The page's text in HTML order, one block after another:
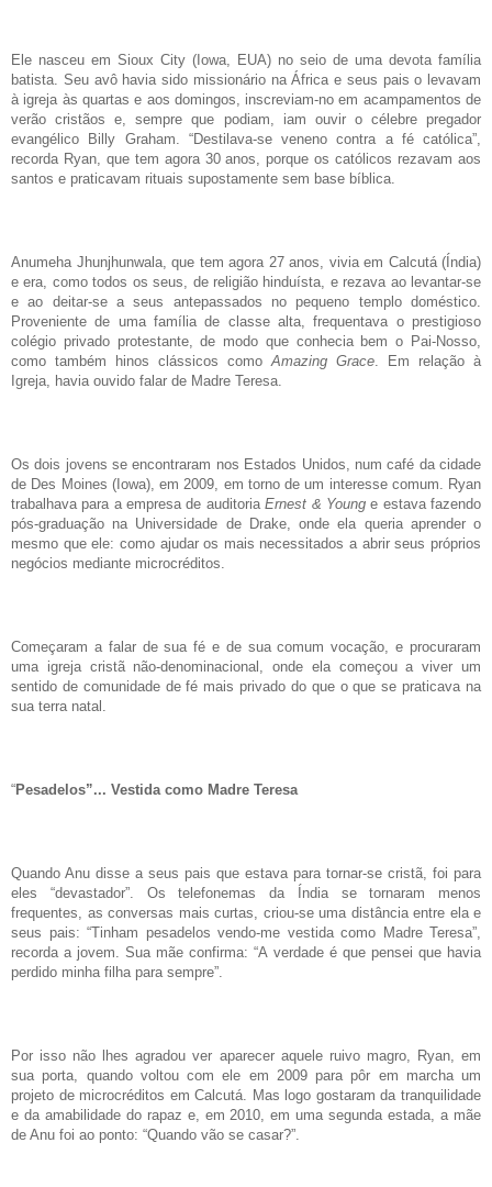
Ele nasceu em Sioux City (Iowa, EUA) no seio de uma devota família
batista. Seu avô havia sido missionário na África e seus pais o levavam
à igreja às quartas e aos domingos, inscreviam-no em acampamentos de
verão cristãos e, sempre que podiam, iam ouvir o célebre pregador
evangélico Billy Graham. “Destilava-se veneno contra a fé católica”,
recorda Ryan, que tem agora 30 anos, porque os católicos rezavam aos
santos e praticavam rituais supostamente sem base bíblica.
Anumeha Jhunjhunwala, que tem agora 27 anos, vivia em Calcutá (Índia)
e era, como todos os seus, de religião hinduísta, e rezava ao levantar-se
e ao deitar-se a seus antepassados no pequeno templo doméstico.
Proveniente de uma família de classe alta, frequentava o prestigioso
colégio privado protestante, de modo que conhecia bem o Pai-Nosso,
como também hinos clássicos comoAmazing Grace. Em relação à
Igreja, havia ouvido falar de Madre Teresa.
Os dois jovens se encontraram nos Estados Unidos, num café da cidade
de Des Moines (Iowa), em 2009, em torno de um interesse comum. Ryan
trabalhava para a empresa de auditoriaErnest & Younge estava fazendo
pós-graduação na Universidade de Drake, onde ela queria aprender o
mesmo que ele: como ajudar os mais necessitados a abrir seus próprios
negócios mediante microcréditos.
Começaram a falar de sua fé e de sua comum vocação, e procuraram
uma igreja cristã não-denominacional, onde ela começou a viver um
sentido de comunidade de fé mais privado do que o que se praticava na
sua terra natal.
“Pesadelos”... Vestida como Madre Teresa
Quando Anu disse a seus pais que estava para tornar-se cristã, foi para
eles “devastador”. Os telefonemas da Índia se tornaram menos
frequentes, as conversas mais curtas, criou-se uma distância entre ela e
seus pais: “Tinham pesadelos vendo-me vestida como Madre Teresa”,
recorda a jovem. Sua mãe confirma: “A verdade é que pensei que havia
perdido minha filha para sempre”.
Por isso não lhes agradou ver aparecer aquele ruivo magro, Ryan, em
sua porta, quando voltou com ele em 2009 para pôr em marcha um
projeto de microcréditos em Calcutá. Mas logo gostaram da tranquilidade
e da amabilidade do rapaz e, em 2010, em uma segunda estada, a mãe
de Anu foi ao ponto: “Quando vão se casar?”.